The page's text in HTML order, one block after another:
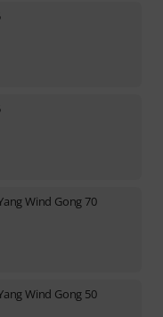
Wind Gong 70
Wind Gong 50